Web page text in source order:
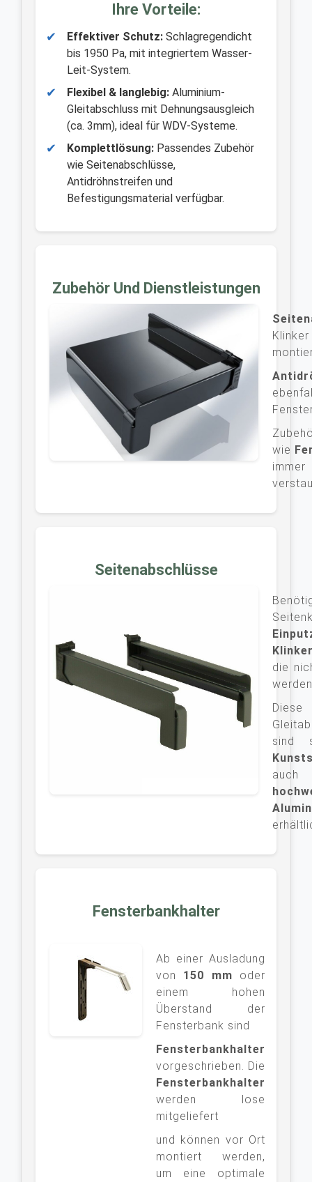
Ihre Vorteile:
✔ Effektiver Schutz: Schlagregendicht
bis 1950 Pa, mit integriertem Wasser-
Leit-System.
✔ Flexibel & langlebig: Aluminium-
Gleitabschluss mit Dehnungsausgleich
(ca. 3mm), ideal für WDV-Systeme.
✔ Komplettlösung: Passendes Zubehör
wie Seitenabschlüsse,
Antidröhnstreifen und
Befestigungsmaterial verfügbar.
Zubehör Und Dienstleistungen
wie
immer
Seitenabschlüsse
die
Diese
sind
Fensterbankhalter
Ab einer Ausladung
von 150 mm oder
einem hohen
Überstand der
Fensterbank sind
Fensterbankhalter
vorgeschrieben. Die
Fensterbankhalter
werden lose
mitgeliefert
und können vor Ort
montiert werden,
um eine optimale